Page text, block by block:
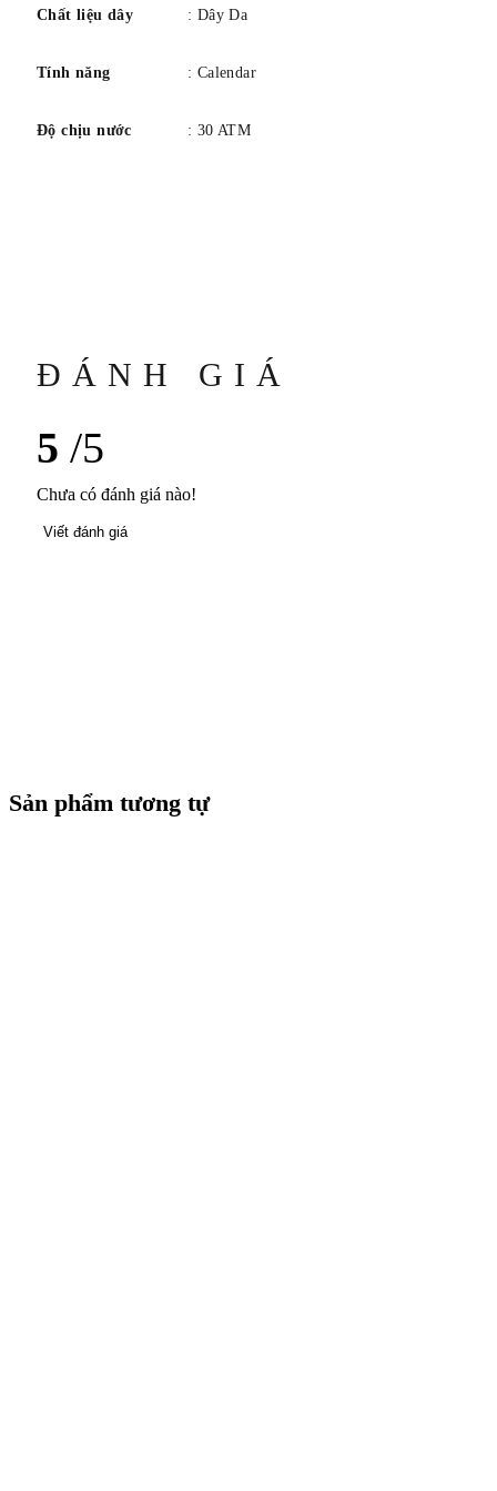
là nhãn hiệu đã đăng ký không thuộc về Cartier).
Chất liệu dây : Dây Da
Tính năng : Calendar
Độ chịu nước : 30 ATM
ĐÁNH GIÁ
5 /5
Chưa có đánh giá nào!
Viết đánh giá
Sản phẩm tương tự